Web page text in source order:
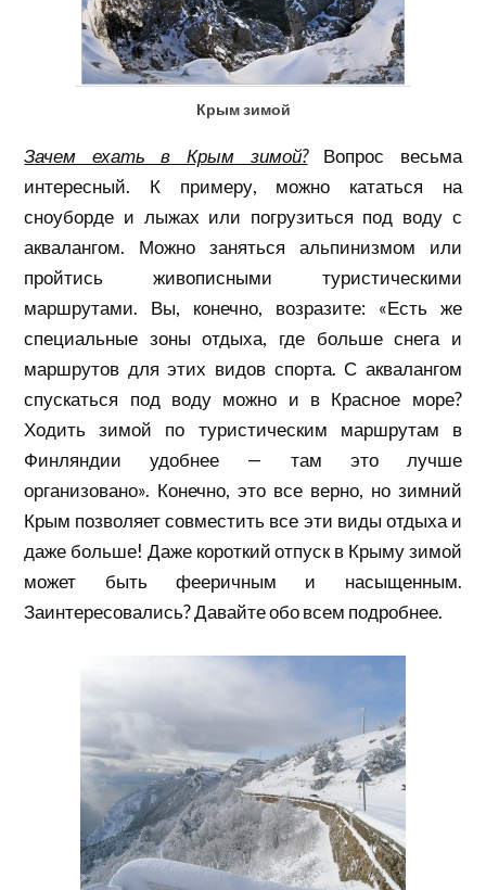
Крым зимой
Зачем ехать в Крым зимой?Вопрос весьма
интересный. К примеру, можно кататься на
сноуборде и лыжах или погрузиться под воду с
аквалангом. Можно заняться альпинизмом или
пройтись живописными туристическими
маршрутами. Вы, конечно, возразите: «Есть же
специальные зоны отдыха, где больше снега и
маршрутов для этих видов спорта. С аквалангом
спускаться под воду можно и в Красное море?
Ходить зимой по туристическим маршрутам в
Финляндии удобнее — там это лучше
организовано». Конечно, это все верно, но зимний
Крым позволяет совместить все эти виды отдыха и
даже больше! Даже короткий отпуск в Крыму зимой
может быть фееричным и насыщенным.
Заинтересовались? Давайте обо всем подробнее.